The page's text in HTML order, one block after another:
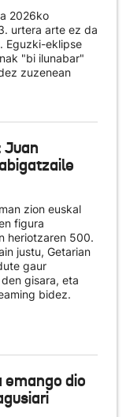
2026ko
urtera arte ez da
Eguzki-eklipse
"bi ilunabar"
zuzenean
Juan
zion euskal
figura
heriotzaren 500.
justu, Getarian
gaur
gisara, eta
bidez.
dio